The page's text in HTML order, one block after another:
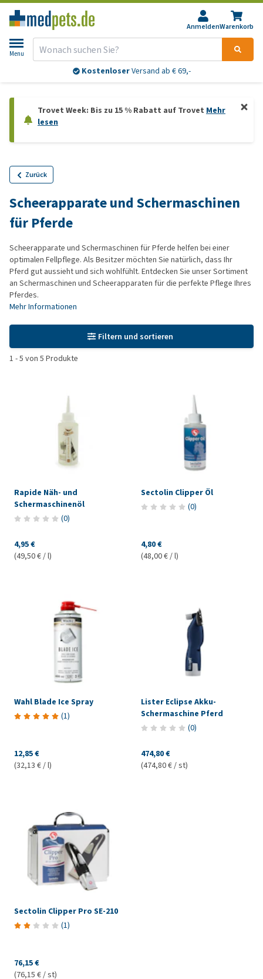
AnmeldenWarenkorb
Menu
KostenloserVersand ab € 69,-
Trovet Week: Bis zu 15 % Rabatt auf Trovet Mehr
lesen
Zurück
Scheerapparate und Schermaschinen
für Pferde
Scheerapparate und Schermaschinen für Pferde helfen bei einer
optimalen Fellpflege. Als Besitzer möchten Sie natürlich, dass Ihr
Pferd gut aussieht und sich wohlfühlt. Entdecken Sie unser Sortiment
an Schermaschinen und Scheerapparaten für die perfekte Pflege Ihres
Pferdes.
Mehr Informationen
Filtern und sortieren
1 -5 von 5 Produkte
Rapide Näh- und
Schermaschinenöl
(0)
4,95 €
(49,50 € / l)
Sectolin Clipper Öl
(0)
4,80 €
(48,00 € / l)
Wahl Blade Ice Spray
(1)
12,85 €
(32,13 € / l)
Lister Eclipse Akku-
Schermaschine Pferd
(0)
474,80 €
(474,80 € / st)
Sectolin Clipper Pro SE-210
(1)
76,15 €
(76,15 € / st)